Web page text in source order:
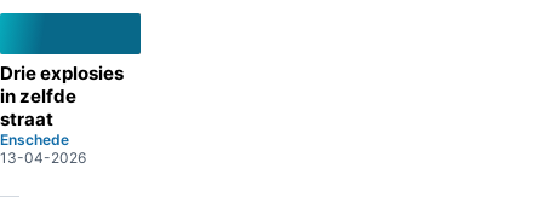
Drie explosies
in zelfde
straat
Enschede
13-04-2026